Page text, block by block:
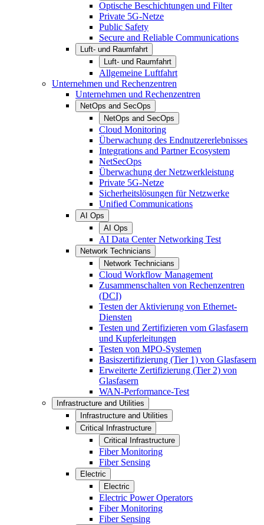
Optische Beschichtungen und Filter
Private 5G-Netze
Public Safety
Secure and Reliable Communications
Luft- und Raumfahrt
Luft- und Raumfahrt
Allgemeine Luftfahrt
Unternehmen und Rechenzentren
Unternehmen und Rechenzentren
NetOps and SecOps
NetOps and SecOps
Cloud Monitoring
Überwachung des Endnutzererlebnisses
Integrations and Partner Ecosystem
NetSecOps
Überwachung der Netzwerkleistung
Private 5G-Netze
Sicherheitslösungen für Netzwerke
Unified Communications
AI Ops
AI Ops
AI Data Center Networking Test
Network Technicians
Network Technicians
Cloud Workflow Management
Zusammenschalten von Rechenzentren
(DCI)
Testen der Aktivierung von Ethernet-
Diensten
Testen und Zertifizieren vom Glasfasern
und Kupferleitungen
Testen von MPO-Systemen
Basiszertifizierung (Tier 1) von Glasfasern
Erweiterte Zertifizierung (Tier 2) von
Glasfasern
WAN-Performance-Test
Infrastructure and Utilities
Infrastructure and Utilities
Critical Infrastructure
Critical Infrastructure
Fiber Monitoring
Fiber Sensing
Electric
Electric
Electric Power Operators
Fiber Monitoring
Fiber Sensing